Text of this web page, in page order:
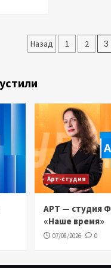
Пагинация
Назад 1 2 3
Арт-студия
АРТ — студия
«Наше время»
07/08/2026 0